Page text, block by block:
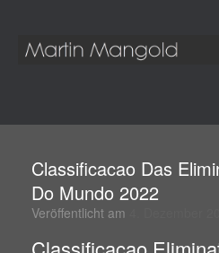
Classificacao Das
Do Mundo 2022
Veröffentlicht am